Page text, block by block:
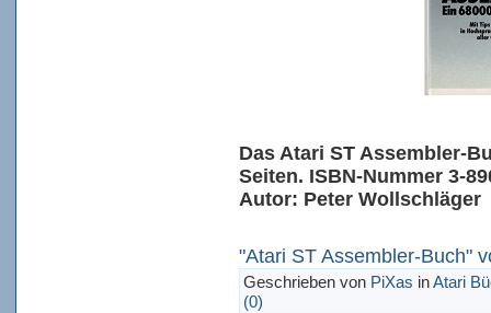
Das Atari ST Assembler-
Seiten. ISBN-Nummer 3-
Autor: Peter Wollschläger
"Atari ST Assembler-Buch"
Geschrieben von PiXas inAtari
(0)